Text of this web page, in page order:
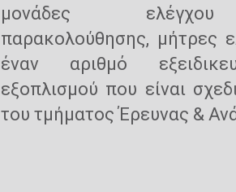
μονάδες ελέγχου
παρακολούθησης, μήτρες
έναν αριθμό
εξοπλισμού που είναι
του τμήματος Έρευνας &